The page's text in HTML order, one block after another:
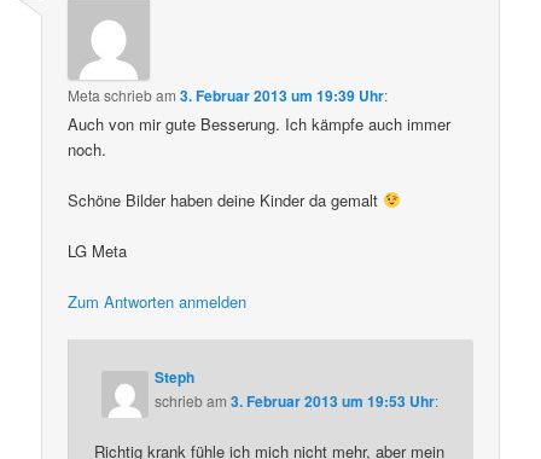
Meta schriebam3. Februar 2013 um 19:39 Uhr:
Auch von mir gute Besserung. Ich kämpfe auch immer
noch.
Schöne Bilder haben deine Kinder da gemalt
LG Meta
Zum Antworten anmelden
Steph
schriebam3. Februar 2013 um 19:53 Uhr:
Richtig krank fühle ich mich nicht mehr, aber mein